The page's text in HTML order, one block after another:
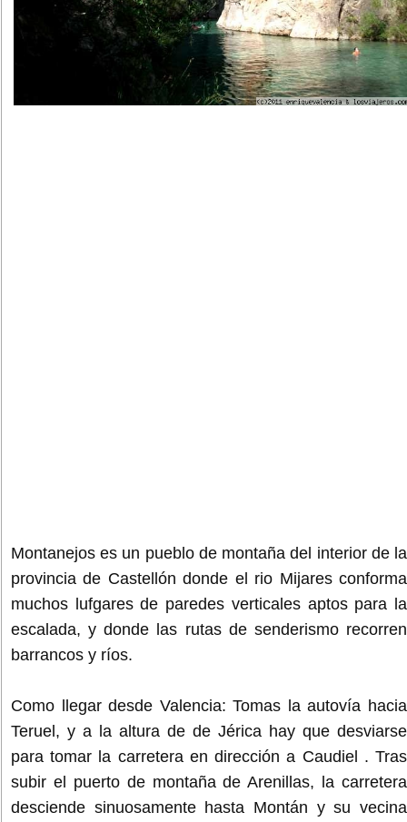
Montanejos es un pueblo de montaña del interior de la
provincia de Castellón donde el rio Mijares conforma
muchos lufgares de paredes verticales aptos para la
escalada, y donde las rutas de senderismo recorren
barrancos y ríos.
Como llegar desde Valencia: Tomas la autovía hacia
Teruel, y a la altura de de Jérica hay que desviarse
para tomar la carretera en dirección a Caudiel . Tras
subir el puerto de montaña de Arenillas, la carretera
desciende sinuosamente hasta Montán y su vecina